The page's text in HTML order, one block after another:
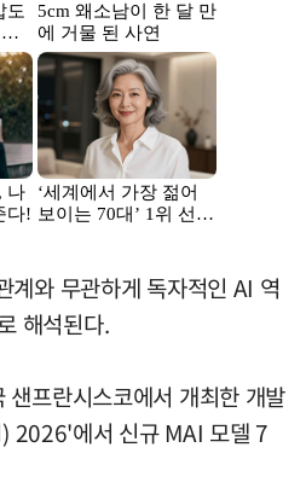
계와 무관하게 독자적인 AI 역
해석된다.
프란시스코에서 개최한 개발
2026'에서 신규 MAI 모델 7